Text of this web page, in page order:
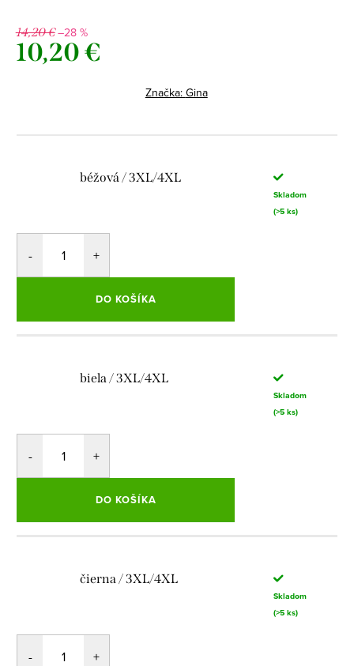
14,20 €–28 %
10,20 €
Značka: Gina
béžová / 3XL/4XL
Skladom
(>5 ks)
DO KOŠÍKA
biela / 3XL/4XL
Skladom
(>5 ks)
DO KOŠÍKA
čierna / 3XL/4XL
Skladom
(>5 ks)